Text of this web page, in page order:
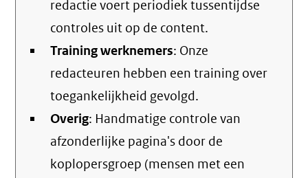
redactie voert periodiek tussentijdse
controles uit op de content.
Training werknemers: Onze
redacteuren hebben een training over
toegankelijkheid gevolgd.
Overig: Handmatige controle van
afzonderlijke pagina's door de
koplopersgroep (mensen met een